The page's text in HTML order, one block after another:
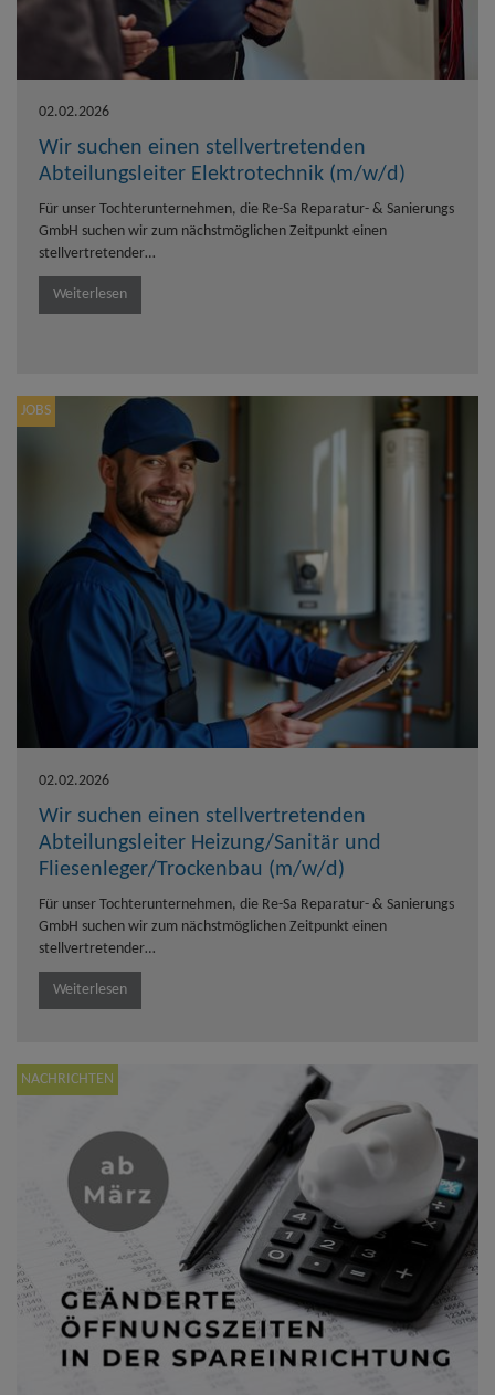
02.02.2026
Wir suchen einen stellvertretenden
Abteilungsleiter Elektrotechnik (m/w/d)
Für unser Tochterunternehmen, die Re-Sa Reparatur- & Sanierungs
GmbH suchen wir zum nächstmöglichen Zeitpunkt einen
stellvertretender…
Weiterlesen
JOBS
02.02.2026
Wir suchen einen stellvertretenden
Abteilungsleiter Heizung/Sanitär und
Fliesenleger/Trockenbau (m/w/d)
Für unser Tochterunternehmen, die Re-Sa Reparatur- & Sanierungs
GmbH suchen wir zum nächstmöglichen Zeitpunkt einen
stellvertretender…
Weiterlesen
NACHRICHTEN